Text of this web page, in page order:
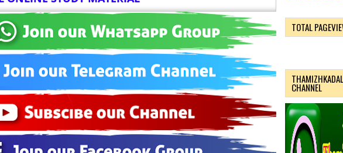
TOTAL
CHANNEL